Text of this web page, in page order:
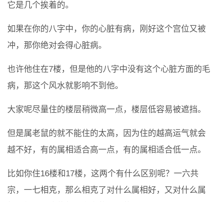
它是几个挨着的。
如果在你的八字中，你的心脏有病，刚好这个宫位又被
冲，那你绝对会得心脏病。
也许他住在7楼，但是他的八字中没有这个心脏方面的毛
病，那这个风水就影响不到他。
大家呢尽量住的楼层稍微高一点，楼层低容易被遮挡。
但是属老鼠的就不能住的太高，因为住的越高运气就会
越不好，有的属相适合高一点，有的属相适合低一点。
比如你住16楼和17楼，这两个有什么区别呢？一六共
宗，一七相克，那么相克了对什么属相好，又对什么属